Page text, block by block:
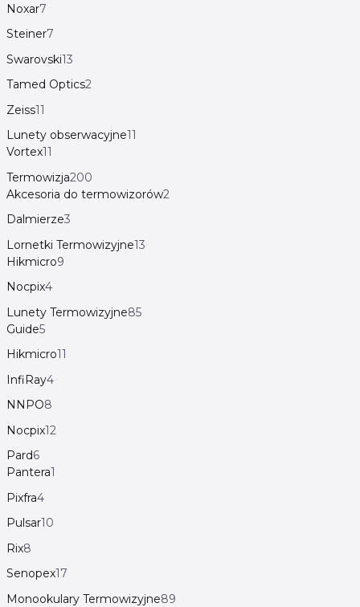
Noxar7
Steiner7
Swarovski13
Tamed Optics2
Zeiss11
Lunety obserwacyjne11
Vortex11
Termowizja200
Akcesoria do termowizorów2
Dalmierze3
Lornetki Termowizyjne13
Hikmicro9
Nocpix4
Lunety Termowizyjne85
Guide5
Hikmicro11
InfiRay4
NNPO8
Nocpix12
Pard6
Pantera1
Pixfra4
Pulsar10
Rix8
Senopex17
Monookulary Termowizyjne89